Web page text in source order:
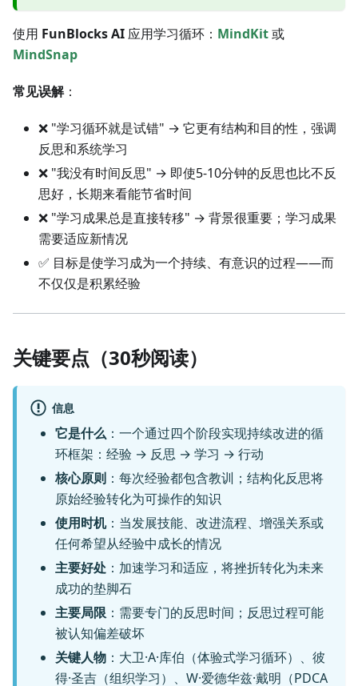
使用 FunBlocks AI 应用学习循环： MindKit或
MindSnap
常见误解：
❌ "学习循环就是试错" → 它更有结构和目的性，强调
反思和系统学习
❌ "我没有时间反思" → 即使5-10分钟的反思也比不反
思好，长期来看能节省时间
❌ "学习成果总是直接转移" → 背景很重要；学习成果
需要适应新情况
✅ 目标是使学习成为一个持续、有意识的过程——而
不仅仅是积累经验
关键要点（30秒阅读）
信息
它是什么 ：一个通过四个阶段实现持续改进的循
环框架：经验 → 反思 → 学习 → 行动
核心原则 ：每次经验都包含教训；结构化反思将
原始经验转化为可操作的知识
使用时机：当发展技能、改进流程、增强关系或
任何希望从经验中成长的情况
主要好处 ：加速学习和适应，将挫折转化为未来
成功的垫脚石
主要局限 ：需要专门的反思时间；反思过程可能
被认知偏差破坏
关键人物 ：大卫·A·库伯（体验式学习循环）、彼
得·圣吉（组织学习）、W·爱德华兹·戴明（PDCA